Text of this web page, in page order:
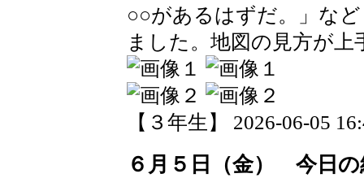
○○があるはずだ。」な
ました。地図の見方が
【３年生】 2026-06-05
６月５日（金） 今日の